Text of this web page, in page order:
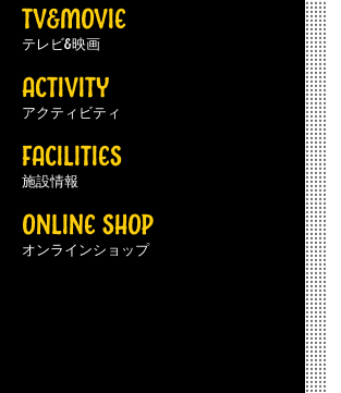
TV&MOVIE
テレビ&映画
ACTIVITY
アクティビティ
FACILITIES
施設情報
ONLINE SHOP
オンラインショップ